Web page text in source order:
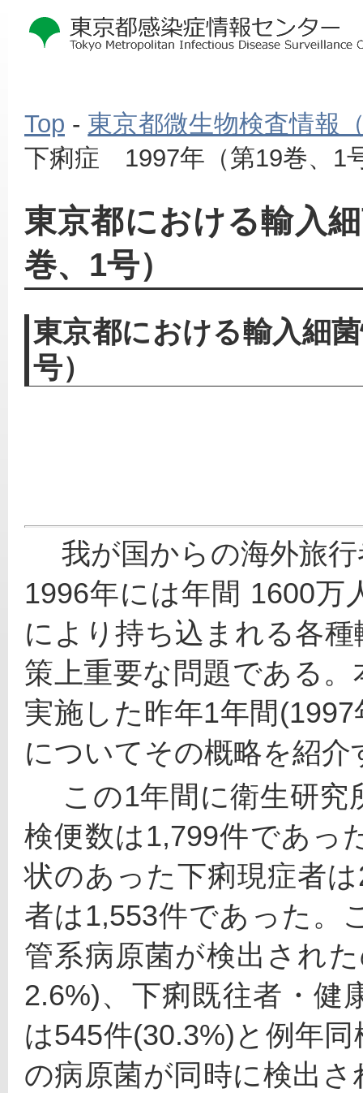
Top - 東京都微生物検査情報
下痢症 1997年（第19巻、1
東京都における輸入
巻、1号）
東京都における輸入細
号）
1996年には年間 1600万
により持ち込まれる各
策上重要な問題である
実施した昨年1年間
についてその概略を紹介
検便数は1,799件であっ
状のあった下痢現症者
者は1,553件であった。
管系病原菌が検出され
2.6%)、下痢既往者・健
は545件(30.3%)と例年
の病原菌が同時に検出